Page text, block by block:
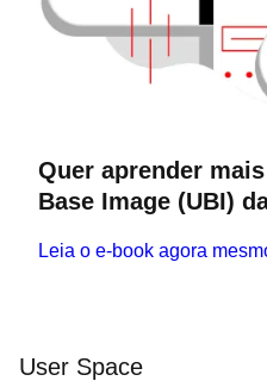
Quer aprender
Base Image (UBI)
Leia o e-book agora
User Space